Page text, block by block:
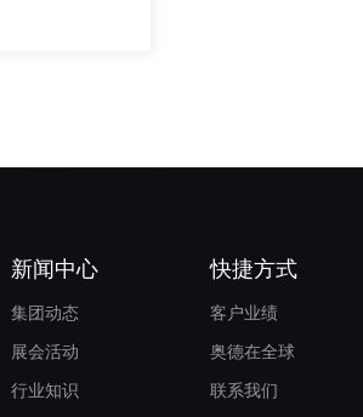
新闻中心
集团动态
展会活动
行业知识
快捷方式
客户业绩
奥德在全球
联系我们